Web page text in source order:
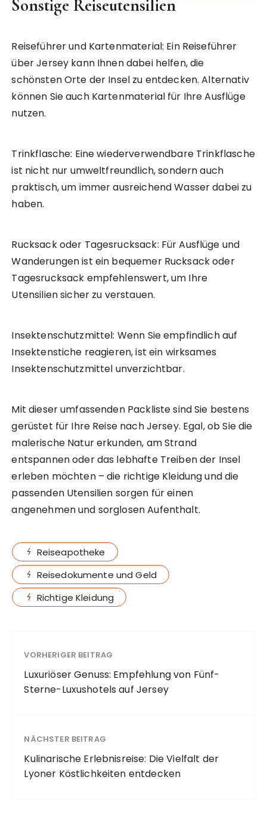
Sonstige Reiseutensilien
Reiseführer und Kartenmaterial: Ein Reiseführer
über Jersey kann Ihnen dabei helfen, die
schönsten Orte der Insel zu entdecken. Alternativ
können Sie auch Kartenmaterial für Ihre Ausflüge
nutzen.
Trinkflasche: Eine wiederverwendbare Trinkflasche
ist nicht nur umweltfreundlich, sondern auch
praktisch, um immer ausreichend Wasser dabei zu
haben.
Rucksack oder Tagesrucksack: Für Ausflüge und
Wanderungen ist ein bequemer Rucksack oder
Tagesrucksack empfehlenswert, um Ihre
Utensilien sicher zu verstauen.
Insektenschutzmittel: Wenn Sie empfindlich auf
Insektenstiche reagieren, ist ein wirksames
Insektenschutzmittel unverzichtbar.
Mit dieser umfassenden Packliste sind Sie bestens
gerüstet für Ihre Reise nach Jersey. Egal, ob Sie die
malerische Natur erkunden, am Strand
entspannen oder das lebhafte Treiben der Insel
erleben möchten – die richtige Kleidung und die
passenden Utensilien sorgen für einen
angenehmen und sorglosen Aufenthalt.
Reiseapotheke
Reisedokumente und Geld
Richtige Kleidung
VORHERIGER BEITRAG
Luxuriöser Genuss: Empfehlung von Fünf-
Sterne-Luxushotels auf Jersey
NÄCHSTER BEITRAG
Kulinarische Erlebnisreise: Die Vielfalt der
Lyoner Köstlichkeiten entdecken